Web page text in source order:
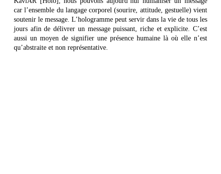
car l’ensemble du langage corporel (sourire, attitude, gestuelle) vient
soutenir le message. L’hologramme peut servir dans la vie de tous les
jours afin de délivrer un message puissant, riche et explicite. C’est
aussi un moyen de signifier une présence humaine là où elle n’est
qu’abstraite et non représentative.